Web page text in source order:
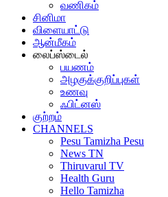
வணிகம்
சினிமா
விளையாட்டு
ஆன்மீகம்
லைப்ஸ்டைல்
பயணம்
அழகுக்குறிப்புகள்
உணவு
ஃபிட்னஸ்
குற்றம்
CHANNELS
Pesu Tamizha Pesu
News TN
Thiruvarul TV
Health Guru
Hello Tamizha